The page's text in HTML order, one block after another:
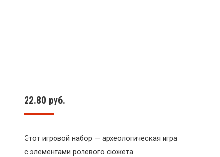
22.80 руб.
Этот игровой набор — археологическая игра
с элементами ролевого сюжета